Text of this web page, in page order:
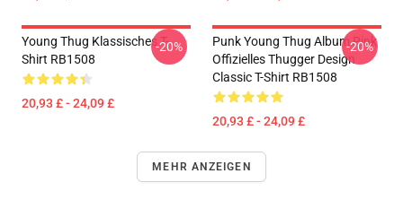
Young Thug Klassisches T-
Shirt RB1508
20,93 £ - 24,09 £
-20%
Punk Young Thug Album Pink
Offizielles Thugger Design
Classic T-Shirt RB1508
20,93 £ - 24,09 £
-20%
MEHR ANZEIGEN